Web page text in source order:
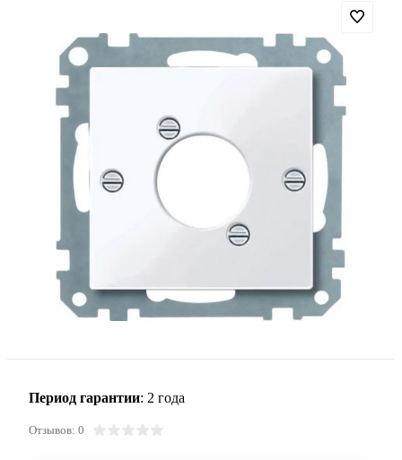
Период гарантии: 2 года
Отзывов: 0